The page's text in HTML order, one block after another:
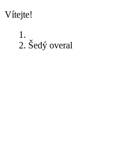
Vítejte!
Šedý overal